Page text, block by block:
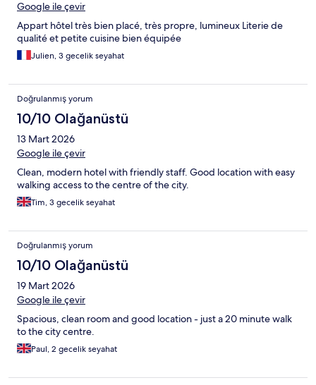
Google ile çevir
Appart hôtel très bien placé, très propre, lumineux Literie de
qualité et petite cuisine bien équipée
Julien, 3 gecelik seyahat
Doğrulanmış yorum
10/10 Olağanüstü
13 Mart 2026
Google ile çevir
Clean, modern hotel with friendly staff. Good location with easy
walking access to the centre of the city.
Tim, 3 gecelik seyahat
Doğrulanmış yorum
10/10 Olağanüstü
19 Mart 2026
Google ile çevir
Spacious, clean room and good location - just a 20 minute walk
to the city centre.
Paul, 2 gecelik seyahat